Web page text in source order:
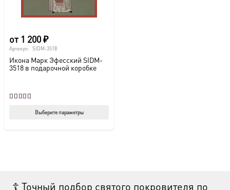
от 1 200₽
Артикул: SIDM-3518
Икона Марк Эфесский SIDM-
3518 в подарочной коробке
Выберите параметры
можно
☦ Точный подбор святого покровителя по